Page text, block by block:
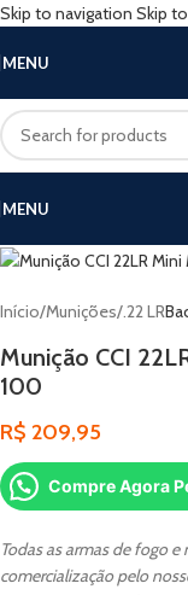
Skip to navigation Skip
MENU
MENU
Início/Munições/.22 LR
Munição CCI
100
R$ 209,95
Compre Agora
Todas as armas de fogo
comercialização pelo